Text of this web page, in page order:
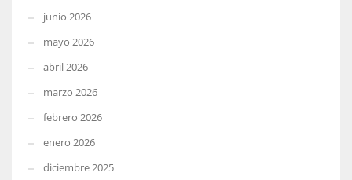
junio 2026
mayo 2026
abril 2026
marzo 2026
febrero 2026
enero 2026
diciembre 2025